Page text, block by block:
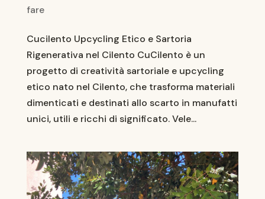
fare
Cucilento Upcycling Etico e Sartoria
Rigenerativa nel Cilento CuCilento è un
progetto di creatività sartoriale e upcycling
etico nato nel Cilento, che trasforma materiali
dimenticati e destinati allo scarto in manufatti
unici, utili e ricchi di significato. Vele...